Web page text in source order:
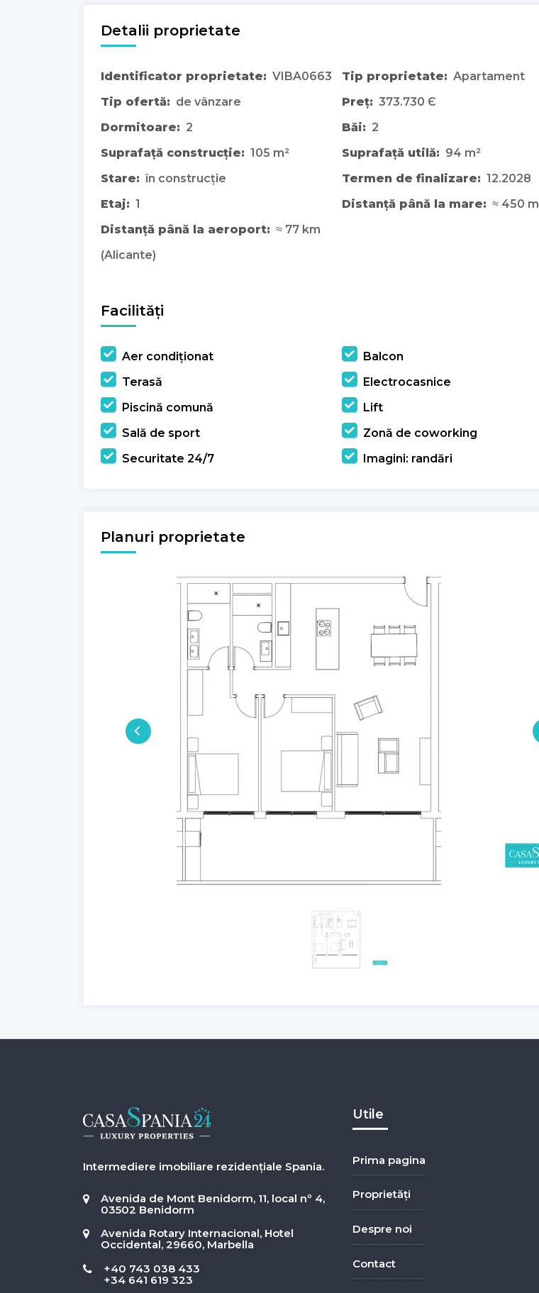
Detalii proprietate
Identificator proprietate: VIBA0663 Tip proprietate: Apartament
Tip ofertă: de vânzare Preț: 373.730 Є
Dormitoare: 2 Băi: 2
Suprafață construcție: 105 m² Suprafață utilă: 94 m²
Stare: în construcție Termen de finalizare: 12.2028
Etaj: 1 Distanță până la mare: ≈ 450 m
Distanță până la aeroport: ≈ 77 km
(Alicante)
Facilități
Aer condiționat
Balcon
Terasă
Electrocasnice
Piscină comună
Lift
Sală de sport
Zonă de coworking
Securitate 24/7
Imagini: randări
Planuri proprietate
Intermediere imobiliare rezidențiale Spania.
Avenida de Mont Benidorm, 11, local nº 4,
03502 Benidorm
Avenida Rotary Internacional, Hotel
Occidental, 29660, Marbella
+40 743 038 433
+34 641 619 323
Utile
Prima pagina
Proprietăți
Despre noi
Contact